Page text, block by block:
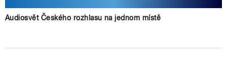
Audiosvět Českého rozhlasu na jednom místě